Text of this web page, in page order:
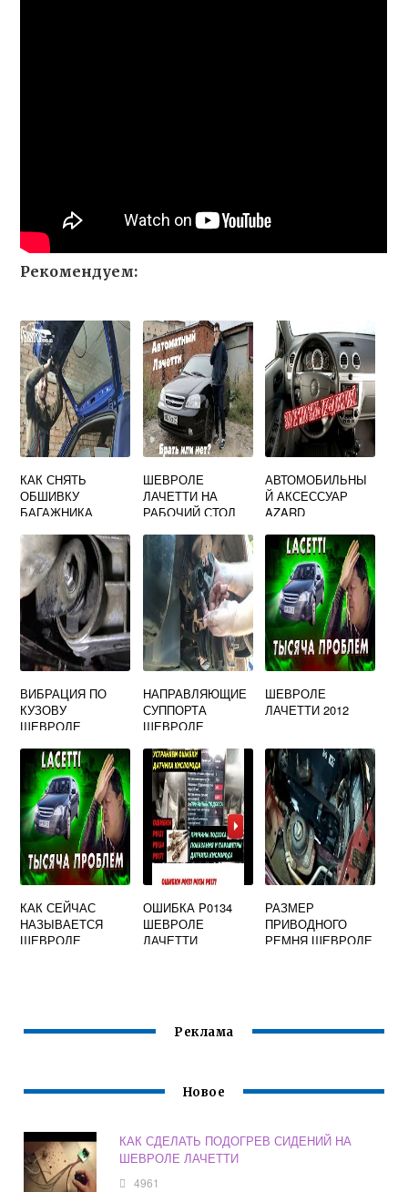
Рекомендуем:
КАК СНЯТЬ
ОБШИВКУ
БАГАЖНИКА
LACETTI
УНИВЕРСАЛ
ШЕВРОЛЕ
ЛАЧЕТТИ НА
РАБОЧИЙ СТОЛ
АВТОМОБИЛЬНЫ
Й АКСЕССУАР
AZARD
LACETTI 2004
BAR10003
ВИБРАЦИЯ ПО
КУЗОВУ
ШЕВРОЛЕ
НАПРАВЛЯЮЩИЕ
СУППОРТА
ШЕВРОЛЕ
ШЕВРОЛЕ
ЛАЧЕТТИ 2012
КАК СЕЙЧАС
НАЗЫВАЕТСЯ
ШЕВРОЛЕ
ОШИБКА P0134
ШЕВРОЛЕ
ЛАЧЕТТИ
РАЗМЕР
ПРИВОДНОГО
РЕМНЯ ШЕВРОЛЕ
Реклама
Новое
КАК СДЕЛАТЬ ПОДОГРЕВ СИДЕНИЙ НА
ШЕВРОЛЕ ЛАЧЕТТИ
4961